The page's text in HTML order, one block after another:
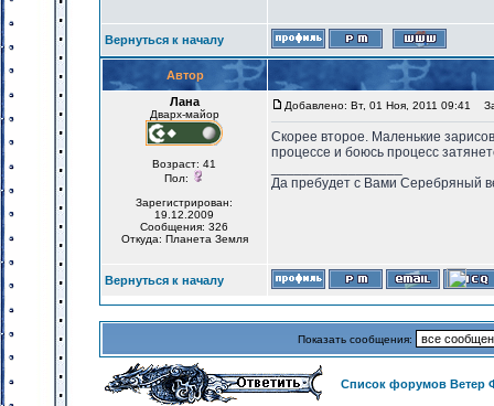
Вернуться к началу
Автор
Лана
Дварх-майор
Возраст: 41
Пол:
Зарегистрирован:
19.12.2009
Сообщения: 326
Откуда: Планета Земля
Добавлено: Вт, 01 Ноя, 2011 09:41
Скорее второе. Маленькие
процессе и боюсь процесс
Да пребудет с Вами Серебряный
Вернуться к началу
Показать сообщения:
Список форумов Ветер